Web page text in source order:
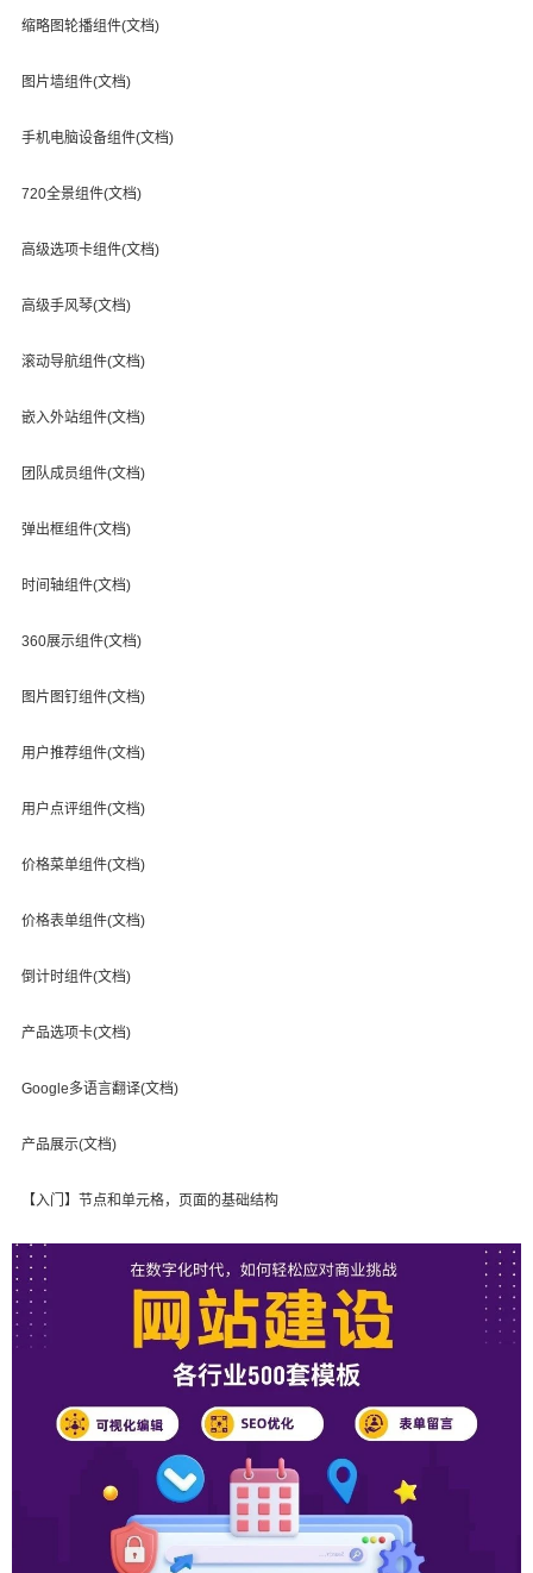
缩略图轮播组件(文档)
图片墙组件(文档)
手机电脑设备组件(文档)
720全景组件(文档)
高级选项卡组件(文档)
高级手风琴(文档)
滚动导航组件(文档)
嵌入外站组件(文档)
团队成员组件(文档)
弹出框组件(文档)
时间轴组件(文档)
360展示组件(文档)
图片图钉组件(文档)
用户推荐组件(文档)
用户点评组件(文档)
价格菜单组件(文档)
价格表单组件(文档)
倒计时组件(文档)
产品选项卡(文档)
Google多语言翻译(文档)
产品展示(文档)
【入门】节点和单元格，页面的基础结构